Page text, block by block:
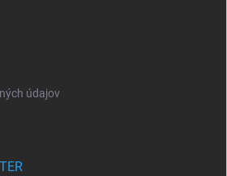
údajov